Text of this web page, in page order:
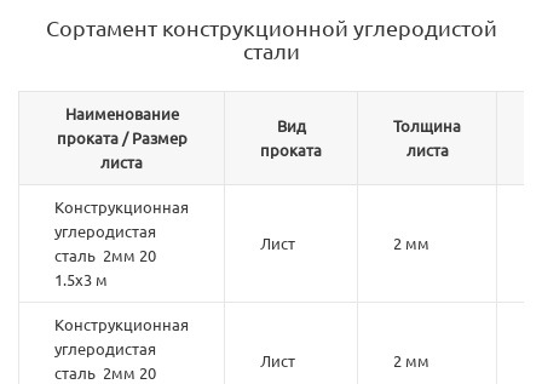
Сортамент конструкционной углеродистой
стали
Наименование
проката / Размер
листа
Вид
проката
Толщина
листа
Конструкционная
углеродистая
сталь 2мм 20
1.5х3 м
Лист 2 мм
Конструкционная
углеродистая
сталь 2мм 20
Лист 2 мм